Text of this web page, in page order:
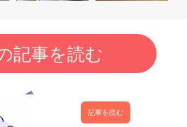
記事を読む
記事を読む